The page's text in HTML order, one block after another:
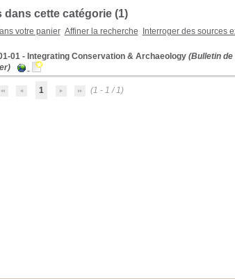
cette catégorie (1)
votre panier Affiner la recherche Interroger des sources
01 - Integrating Conservation & Archaeology(Bulletin de
1 (1 - 1 / 1)